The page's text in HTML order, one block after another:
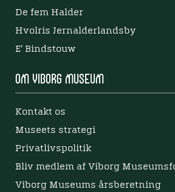
De fem Halder
Hvolris Jernalderlandsby
E' Bindstouw
Om Viborg Museum
Kontakt os
Museets strategi
Privatlivspolitik
Bliv medlem af Viborg
Viborg Museums årsberetning